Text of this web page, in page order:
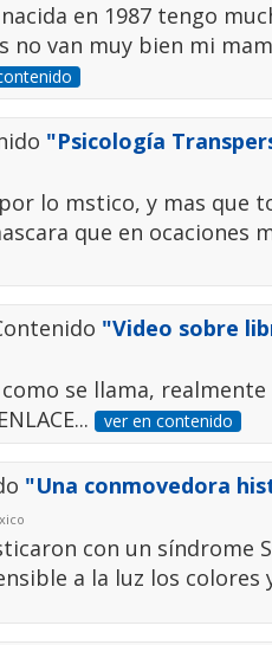
en 1987 tengo
van muy bien mi
"Psicología
lo mstico, y mas que
que en ocaciones
"Video sobre
se llama,
ver en contenido
"Una conmovedora
con un síndrome
a la luz los colores